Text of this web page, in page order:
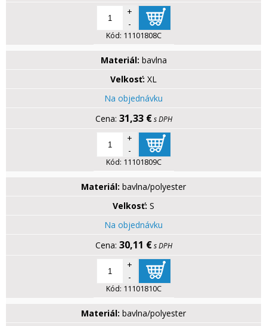
+
-
Kód: 11101808C
Materiál: bavlna
Velkosť: XL
Na objednávku
31,33 € s DPH
+
-
Kód: 11101809C
Materiál: bavlna/polyester
Velkosť: S
Na objednávku
30,11 € s DPH
+
-
Kód: 11101810C
Materiál: bavlna/polyester